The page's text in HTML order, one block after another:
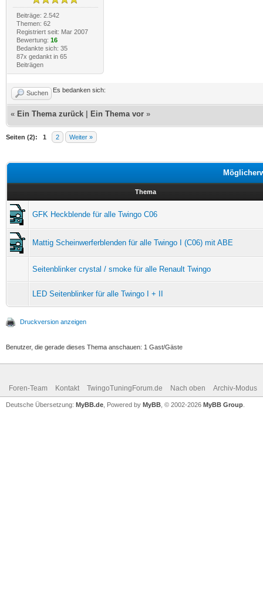
Beiträge: 2.542
Themen: 62
Registriert seit: Mar 2007
Bewertung: 16
Bedankte sich: 35
87x gedankt in 65
Beiträgen
Suchen Es bedanken sich:
« Ein Thema zurück Ein Thema vor »
Seiten (2): 1 2 Weiter »
Thema
GFK Heckblende für alle Twingo C06
Mattig Scheinwerferblenden für alle Twingo I (C06) mit ABE
Seitenblinker crystal / smoke für alle Renault Twingo
LED Seitenblinker für alle Twingo I + II
Druckversion anzeigen
Benutzer, die gerade dieses Thema anschauen: 1 Gast/Gäste
Foren-Team Kontakt TwingoTuningForum.de Nach oben Archiv-Modus
Deutsche Übersetzung: MyBB.de , Powered by MyBB , © 2002-2026 MyBB Group